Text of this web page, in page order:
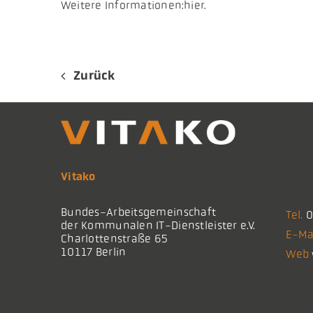
Weitere Informationen:hier.
Zurück
Vitako
Bundes-Arbeitsgemeinschaft
der Kommunalen IT-Dienstleister e.V.
Charlottenstraße 65
10117 Berlin
Tel.
E-
Web